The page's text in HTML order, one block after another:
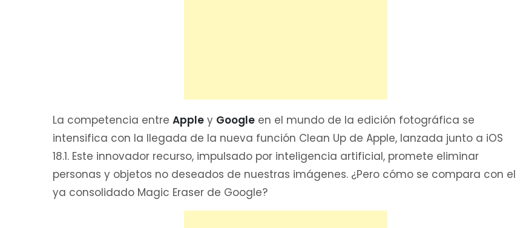
La competencia entre Apple y Google en el mundo de la edición fotográfica se
intensifica con la llegada de la nueva función Clean Up de Apple, lanzada junto a iOS
18.1. Este innovador recurso, impulsado por inteligencia artificial, promete eliminar
personas y objetos no deseados de nuestras imágenes. ¿Pero cómo se compara con el
ya consolidado Magic Eraser de Google?